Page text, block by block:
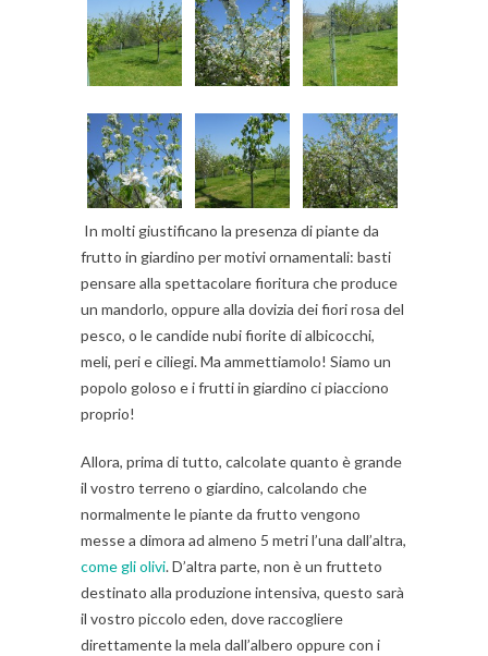
In molti giustificano la presenza di piante da
frutto in giardino per motivi ornamentali: basti
pensare alla spettacolare fioritura che produce
un mandorlo, oppure alla dovizia dei fiori rosa del
pesco, o le candide nubi fiorite di albicocchi,
meli, peri e ciliegi. Ma ammettiamolo! Siamo un
popolo goloso e i frutti in giardino ci piacciono
proprio!
Allora, prima di tutto, calcolate quanto è grande
il vostro terreno o giardino, calcolando che
normalmente le piante da frutto vengono
messe a dimora ad almeno 5 metri l’una dall’altra,
come gli olivi. D’altra parte, non è un frutteto
destinato alla produzione intensiva, questo sarà
il vostro piccolo eden, dove raccogliere
direttamente la mela dall’albero oppure con i